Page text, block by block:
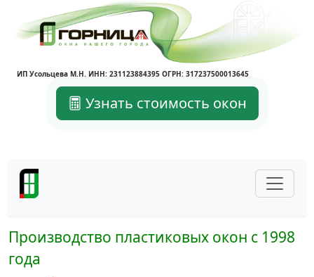
ИП Усольцева М.Н. ИНН: 231123884395 ОГРН: 317237500013645
Узнать стоимость окон
Производство пластиковых окон с 1998
года